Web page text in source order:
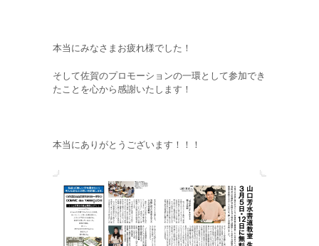
本当にみなさまお疲れ様でした！
そして佐賀のプロモーションの一環として参加でき
たことを心から感謝いたします！
本当にありがとうございます！！！